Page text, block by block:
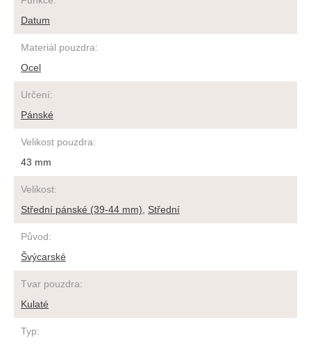
Datum
Materiál pouzdra:
Ocel
Určení:
Pánské
Velikost pouzdra:
43 mm
Velikost:
Střední pánské (39-44 mm)
Střední
Původ:
Švýcarské
Tvar pouzdra:
Kulaté
Typ: